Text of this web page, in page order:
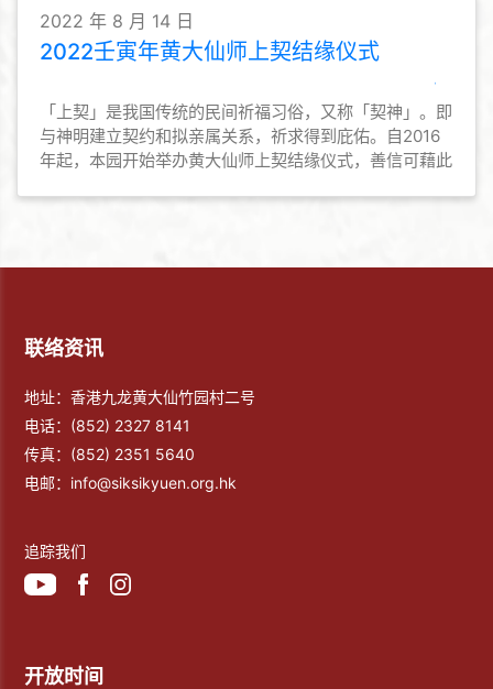
2022 年 8 月 14 日
2022壬寅年黄大仙师上契结缘仪式
「上契」是我国传统的民间祈福习俗，又称「契神」。即
与神明建立契约和拟亲属关系，祈求得到庇佑。自2016
年起，本园开始举办黄大仙师上契结缘仪式，善信可藉此
师结善缘的途径之一。本园亦会为契子女恒常举办活动，
联络资讯
地址：香港九龙黄大仙竹园村二号
电话： (852) 2327 8141
传真： (852) 2351 5640
电邮： info@siksikyuen.org.hk
追踪我们
开放时间